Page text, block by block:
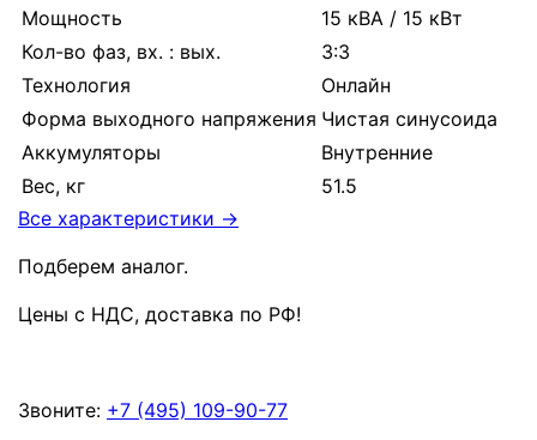
Мощность
15 кВА / 15 кВт
Кол-во фаз, вх. : вых.
3:3
Технология
Онлайн
Форма выходного напряжения Чистая синусоида
Аккумуляторы
Внутренние
Вес, кг
51.5
Все характеристики →
Подберем аналог.
Цены с НДС, доставка по РФ!
Звоните: +7 (495) 109-90-77